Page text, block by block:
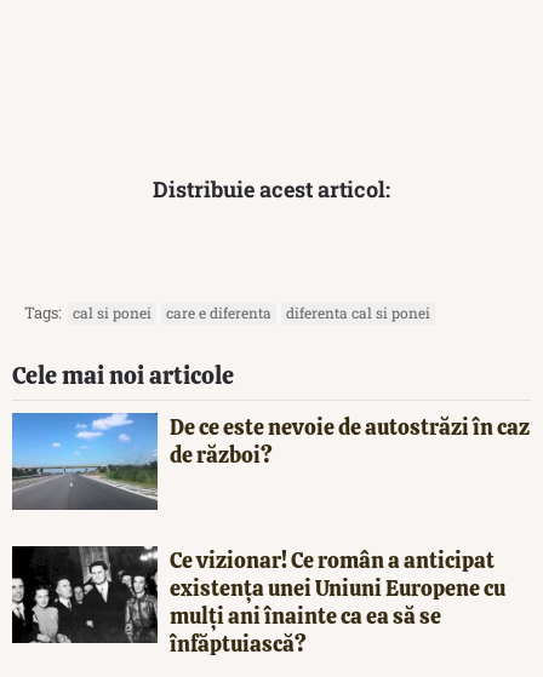
Distribuie acest articol:
Tags: cal si ponei care e diferenta diferenta cal si ponei
Cele mai noi articole
De ce este nevoie de autostrăzi în caz
de război?
Ce vizionar! Ce român a anticipat
existența unei Uniuni Europene cu
mulți ani înainte ca ea să se
înfăptuiască?